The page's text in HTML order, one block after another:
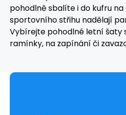
pohodlně sbalíte i do kufru
sportovního střihu nadělají
Vybírejte pohodlné letní šaty
ramínky, na zapínání či